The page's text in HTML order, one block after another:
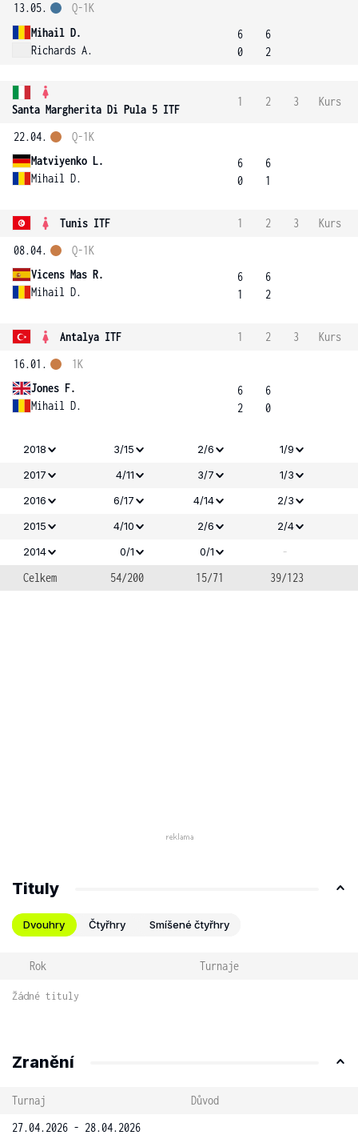
13.05.
Mihail D.
Richards A.
Q-1K
6
0
6
2
Santa Margherita Di Pula 5 ITF
1 2 3 Kurs
22.04.
Matviyenko L.
Mihail D.
Q-1K
6
0
6
1
Tunis ITF 1 2 3
Kurs
08.04.
Vicens Mas R.
Mihail D.
Q-1K
6
1
6
2
Antalya ITF 1 2 3
Kurs
16.01.
Jones F.
Mihail D.
1K
6
2
6
0
2018 3/15 2/6
1/9
2017
4/11 3/7
1/3
2016
6/17 4/14
2/3
2015
4/10 2/6
2/4
2014
0/1 0/1
-
Celkem
54/200 15/71 39/123
Tituly
Dvouhry Čtyřhry Smíšené čtyřhry
Rok Turnaje
Žádné tituly
Zranění
Turnaj
Důvod
27.04.2026 - 28.04.2026